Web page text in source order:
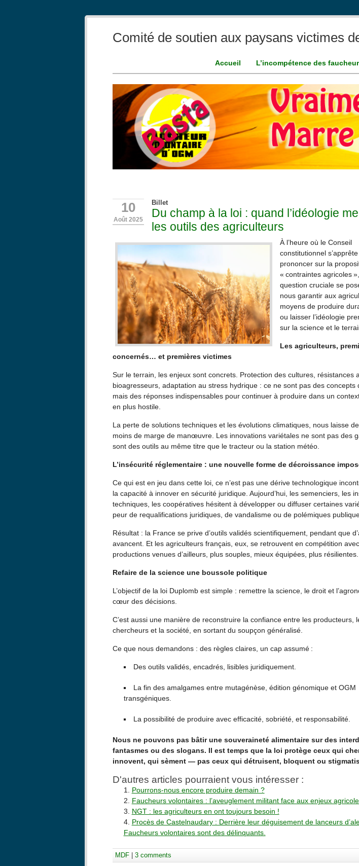
Comité de soutien aux paysans victimes
Accueil L’incompétence des
10
Août 2025
Billet
Du champ à la loi : quand l’idéologie
les outils des agriculteurs
À l’heure où le Conseil
constitutionnel
prononcer sur la
« contraintes agricoles
question cruciale se
nous garantir aux
moyens de produire
ou laisser l’idéologie
sur la science et le
Les agriculteurs,
concernés… et premières victimes
Sur le terrain, les enjeux sont concrets. Protection des cultures, résistances
bioagresseurs, adaptation au stress hydrique : ce ne sont pas des concepts
mais des réponses indispensables pour continuer à produire dans un
en plus hostile.
La perte de solutions techniques et les évolutions climatiques, nous laisse
moins de marge de manœuvre. Les innovations variétales ne sont pas des
sont des outils au même titre que le tracteur ou la station météo.
L’insécurité réglementaire : une nouvelle forme de décroissance
Ce qui est en jeu dans cette loi, ce n’est pas une dérive technologique
la capacité à innover en sécurité juridique. Aujourd’hui, les semenciers, les
techniques, les coopératives hésitent à développer ou diffuser certaines
peur de requalifications juridiques, de vandalisme ou de polémiques
Résultat : la France se prive d’outils validés scientifiquement, pendant que
avancent. Et les agriculteurs français, eux, se retrouvent en compétition
productions venues d’ailleurs, plus souples, mieux équipées, plus résilientes.
Refaire de la science une boussole politique
L’objectif de la loi Duplomb est simple : remettre la science, le droit et
cœur des décisions.
C’est aussi une manière de reconstruire la confiance entre les producteurs,
chercheurs et la société, en sortant du soupçon généralisé.
Ce que nous demandons : des règles claires, un cap assumé :
Des outils validés, encadrés, lisibles juridiquement.
La fin des amalgames entre mutagénèse, édition génomique et OGM
transgéniques.
La possibilité de produire avec efficacité, sobriété, et responsabilité.
Nous ne pouvons pas bâtir une souveraineté alimentaire sur des
fantasmes ou des slogans. Il est temps que la loi protège ceux qui
innovent, qui sèment — pas ceux qui détruisent, bloquent ou
D'autres articles pourraient vous intéresser :
Pourrons-nous encore produire demain ?
Faucheurs volontaires : l’aveuglement militant face aux enjeux
NGT : les agriculteurs en ont toujours besoin !
Procès de Castelnaudary : Derrière leur déguisement de lanceurs
Faucheurs volontaires sont des délinquants.
MDF 3 comments